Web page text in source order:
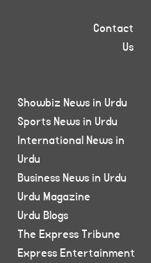
Contact
Us
Showbiz News in Urdu
Sports News in Urdu
International News in
Urdu
Business News in Urdu
Urdu Magazine
Urdu Blogs
The Express Tribune
Express Entertainment